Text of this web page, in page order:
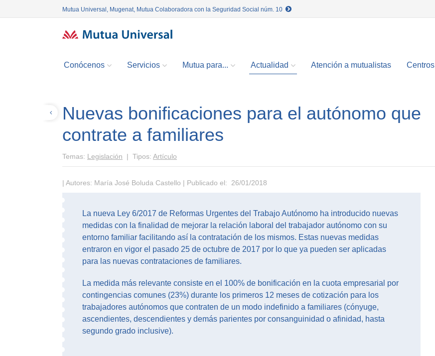
Mutua Universal, Mugenat, Mutua Colaboradora con la Seguridad Social núm. 10
Conócenos Servicios Mutua para... Actualidad Atención a mutualistas Centros
Nuevas bonificaciones para el autónomo que
contrate a familiares
Temas: Legislación | Tipos: Artículo
| Autores: María José Boluda Castello | Publicado el: 26/01/2018
La nueva Ley 6/2017 de Reformas Urgentes del Trabajo Autónomo ha introducido nuevas
medidas con la finalidad de mejorar la relación laboral del trabajador autónomo con su
entorno familiar facilitando así la contratación de los mismos. Estas nuevas medidas
entraron en vigor el pasado 25 de octubre de 2017 por lo que ya pueden ser aplicadas
para las nuevas contrataciones de familiares.
La medida más relevante consiste en el 100% de bonificación en la cuota empresarial por
contingencias comunes (23%) durante los primeros 12 meses de cotización para los
trabajadores autónomos que contraten de un modo indefinido a familiares (cónyuge,
ascendientes, descendientes y demás parientes por consanguinidad o afinidad, hasta
segundo grado inclusive).